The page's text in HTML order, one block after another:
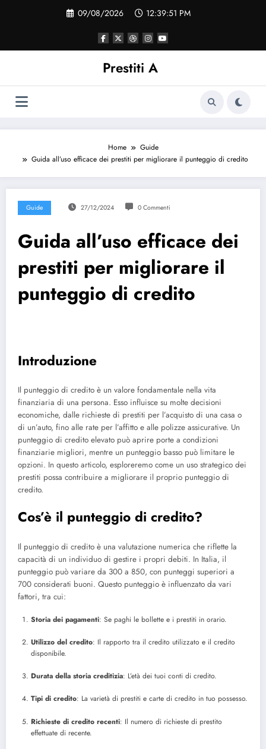
09/08/2026 12:39:51 PM
Prestiti A
Home
Guide
Guida all’uso efficace dei prestiti per migliorare il punteggio di credito
Guide 27/12/2024 0 Commenti
Guida all’uso efficace dei
prestiti per migliorare il
punteggio di credito
Introduzione
Il punteggio di credito è un valore fondamentale nella vita
finanziaria di una persona. Esso influisce su molte decisioni
economiche, dalle richieste di prestiti per l’acquisto di una casa o
di un’auto, fino alle rate per l’affitto e alle polizze assicurative. Un
punteggio di credito elevato può aprire porte a condizioni
finanziarie migliori, mentre un punteggio basso può limitare le
opzioni. In questo articolo, esploreremo come un uso strategico dei
prestiti possa contribuire a migliorare il proprio punteggio di
credito.
Cos’è il punteggio di credito?
Il punteggio di credito è una valutazione numerica che riflette la
capacità di un individuo di gestire i propri debiti. In Italia, il
punteggio può variare da 300 a 850, con punteggi superiori a
700 considerati buoni. Questo punteggio è influenzato da vari
fattori, tra cui:
Storia dei pagamenti: Se paghi le bollette e i prestiti in orario.
Utilizzo del credito: Il rapporto tra il credito utilizzato e il credito
disponibile.
Durata della storia creditizia: L’età dei tuoi conti di credito.
Tipi di credito: La varietà di prestiti e carte di credito in tuo possesso.
Richieste di credito recenti: Il numero di richieste di prestito
effettuate di recente.